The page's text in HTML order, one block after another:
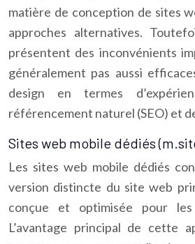
matière de conception de sites
approches alternatives.
présentent des inconvénients
généralement pas aussi
design en termes
référencement naturel (SEO) et
Sites web mobile dédiés
Les sites web mobile dédiés
version distincte du site web
conçue et optimisée pour les
L’avantage principal de cette